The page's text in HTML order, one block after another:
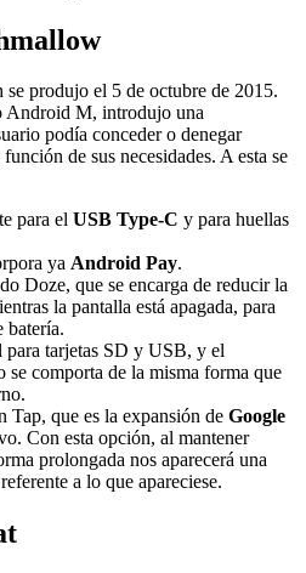
produjo el 5 de octubre de 2015.
Android M, introdujo una
podía conceder o denegar
de sus necesidades. A esta se
para el USB Type-C y para huellas
ya Android Pay.
Doze, que se encarga de reducir la
la pantalla está apagada, para
batería.
para tarjetas SD y USB, y el
se comporta de la misma forma que
que es la expansión de Google
Con esta opción, al mantener
prolongada nos aparecerá una
a lo que apareciese.